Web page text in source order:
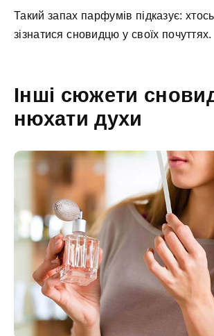
Такий запах парфумів підказує:
зізнатися сновидцю у своїх почуттях.
Інші сюжети
нюхати духи